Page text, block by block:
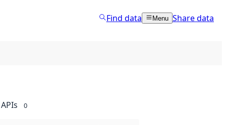
Find data Menu Share data
APIs 0